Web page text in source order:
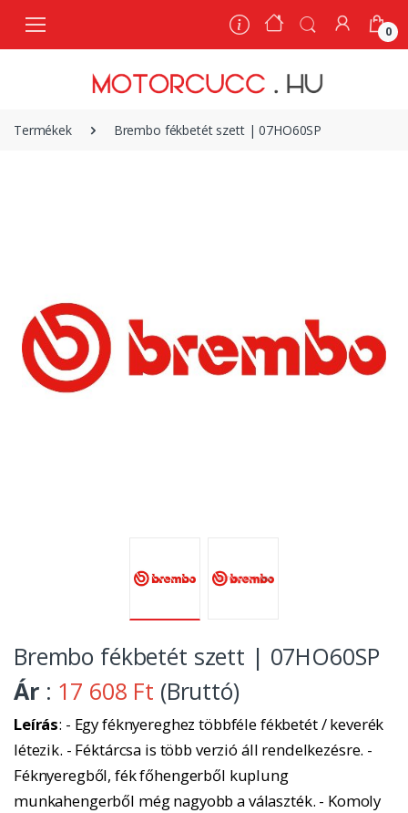
0
Termékek Brembo fékbetét szett | 07HO60SP
Brembo fékbetét szett | 07HO60SP
Ár : 17 608 Ft (Bruttó)
Leírás: - Egy féknyereghez többféle fékbetét / keverék
létezik. - Féktárcsa is több verzió áll rendelkezésre. -
Féknyeregből, fék főhengerből kuplung
munkahengerből még nagyobb a választék. - Komoly
0